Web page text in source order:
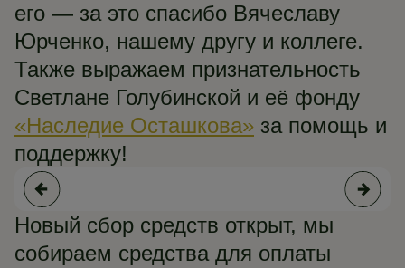
его — за это спасибо Вячеславу
Юрченко, нашему другу и коллеге.
Также выражаем признательность
Светлане Голубинской и её фонду
«Наследие Осташкова» за помощь и
поддержку!
Новый сбор средств открыт, мы
собираем средства для оплаты